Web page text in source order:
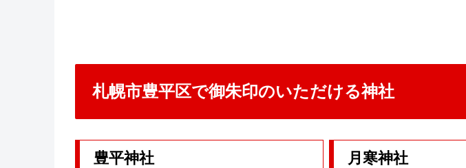
札幌市豊平区で御朱印のいただける神社
豊平神社 月寒神社